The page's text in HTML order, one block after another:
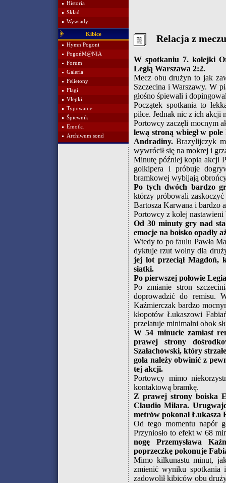
Historia
Skład
Wywiady
Kibice
Hymn Pogoni
PogońM@NIA
Forum
Galeria
Felietony
Flagi
Vlepki
Typowanie
Śpiewnik
Emotki
Archiwum sond
Relacja z meczu
W spotkaniu 7. kolejki
Legią Warszawa 2:2.
Mecz obu drużyn to jak
Szczecina i Warszawy. W
głośno śpiewali i
Początek spotkania to
piłce. Jednak nic z ich akcji
Portowcy zaczęli mocnym
lewą stroną wbiegł w
Andradiny. Brazylijczyk
wywrócił się na mokrej i
Minutę później kopia akcji
golkipera i próbuje
bramkowej wybijają
Po tych dwóch bardzo
którzy próbowali zaskoczyć
Bartosza Karwana i bardzo
Portowcy z kolej nastawieni
Od 30 minuty gry nad
emocje na boisko opadły
Wtedy to po faulu Pawła
dyktuje rzut wolny dla
jej lot przeciął Magdoń,
siatki.
Po pierwszej połowie
Po zmianie stron
doprowadzić do remisu.
Kaźmierczak bardzo
kłopotów Łukaszowi
przelatuje minimalni obok
W 54 minucie zamiast
prawej strony
Szałachowski, który
gola należy obwinić z
tej akcji.
Portowcy mimo
kontaktową bramkę.
Z prawej strony boiska
Claudio Milara.
metrów pokonał Łukasza
Od tego momentu napór
Przyniosło to efekt w 68
nogę Przemysława
poprzeczkę pokonuje
Mimo kilkunastu minut,
zmienić wyniku spotkania
zadowolił kibiców obu